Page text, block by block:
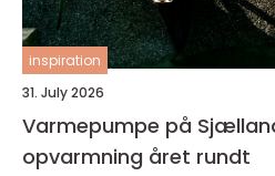
inspiration
31. July 2026
Varmepumpe på
opvarmning året rundt